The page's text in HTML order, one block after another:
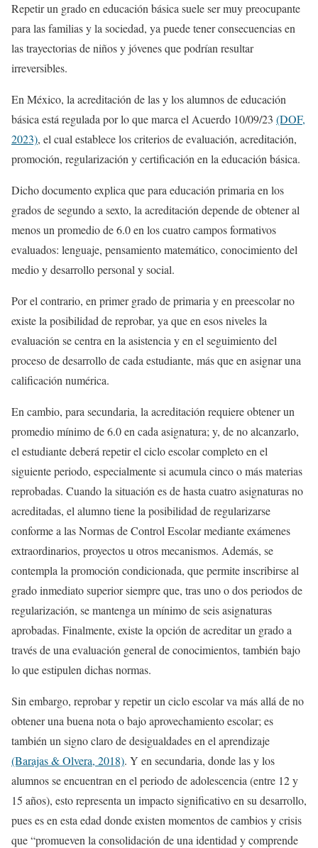
Repetir un grado en educación básica suele ser muy preocupante
para las familias y la sociedad, ya puede tener consecuencias en
las trayectorias de niños y jóvenes que podrían resultar
irreversibles.
En México, la acreditación de las y los alumnos de educación
básica está regulada por lo que marca el Acuerdo 10/09/23 (DOF,
2023), el cual establece los criterios de evaluación, acreditación,
promoción, regularización y certificación en la educación básica.
Dicho documento explica que para educación primaria en los
grados de segundo a sexto, la acreditación depende de obtener al
menos un promedio de 6.0 en los cuatro campos formativos
evaluados: lenguaje, pensamiento matemático, conocimiento del
medio y desarrollo personal y social.
Por el contrario, en primer grado de primaria y en preescolar no
existe la posibilidad de reprobar, ya que en esos niveles la
evaluación se centra en la asistencia y en el seguimiento del
proceso de desarrollo de cada estudiante, más que en asignar una
calificación numérica.
En cambio, para secundaria, la acreditación requiere obtener un
promedio mínimo de 6.0 en cada asignatura; y, de no alcanzarlo,
el estudiante deberá repetir el ciclo escolar completo en el
siguiente periodo, especialmente si acumula cinco o más materias
reprobadas. Cuando la situación es de hasta cuatro asignaturas no
acreditadas, el alumno tiene la posibilidad de regularizarse
conforme a las Normas de Control Escolar mediante exámenes
extraordinarios, proyectos u otros mecanismos. Además, se
contempla la promoción condicionada, que permite inscribirse al
grado inmediato superior siempre que, tras uno o dos periodos de
regularización, se mantenga un mínimo de seis asignaturas
aprobadas. Finalmente, existe la opción de acreditar un grado a
través de una evaluación general de conocimientos, también bajo
lo que estipulen dichas normas.
Sin embargo, reprobar y repetir un ciclo escolar va más allá de no
obtener una buena nota o bajo aprovechamiento escolar; es
también un signo claro de desigualdades en el aprendizaje
(Barajas & Olvera, 2018). Y en secundaria, donde las y los
alumnos se encuentran en el periodo de adolescencia (entre 12 y
15 años), esto representa un impacto significativo en su desarrollo,
pues es en esta edad donde existen momentos de cambios y crisis
que “promueven la consolidación de una identidad y comprende